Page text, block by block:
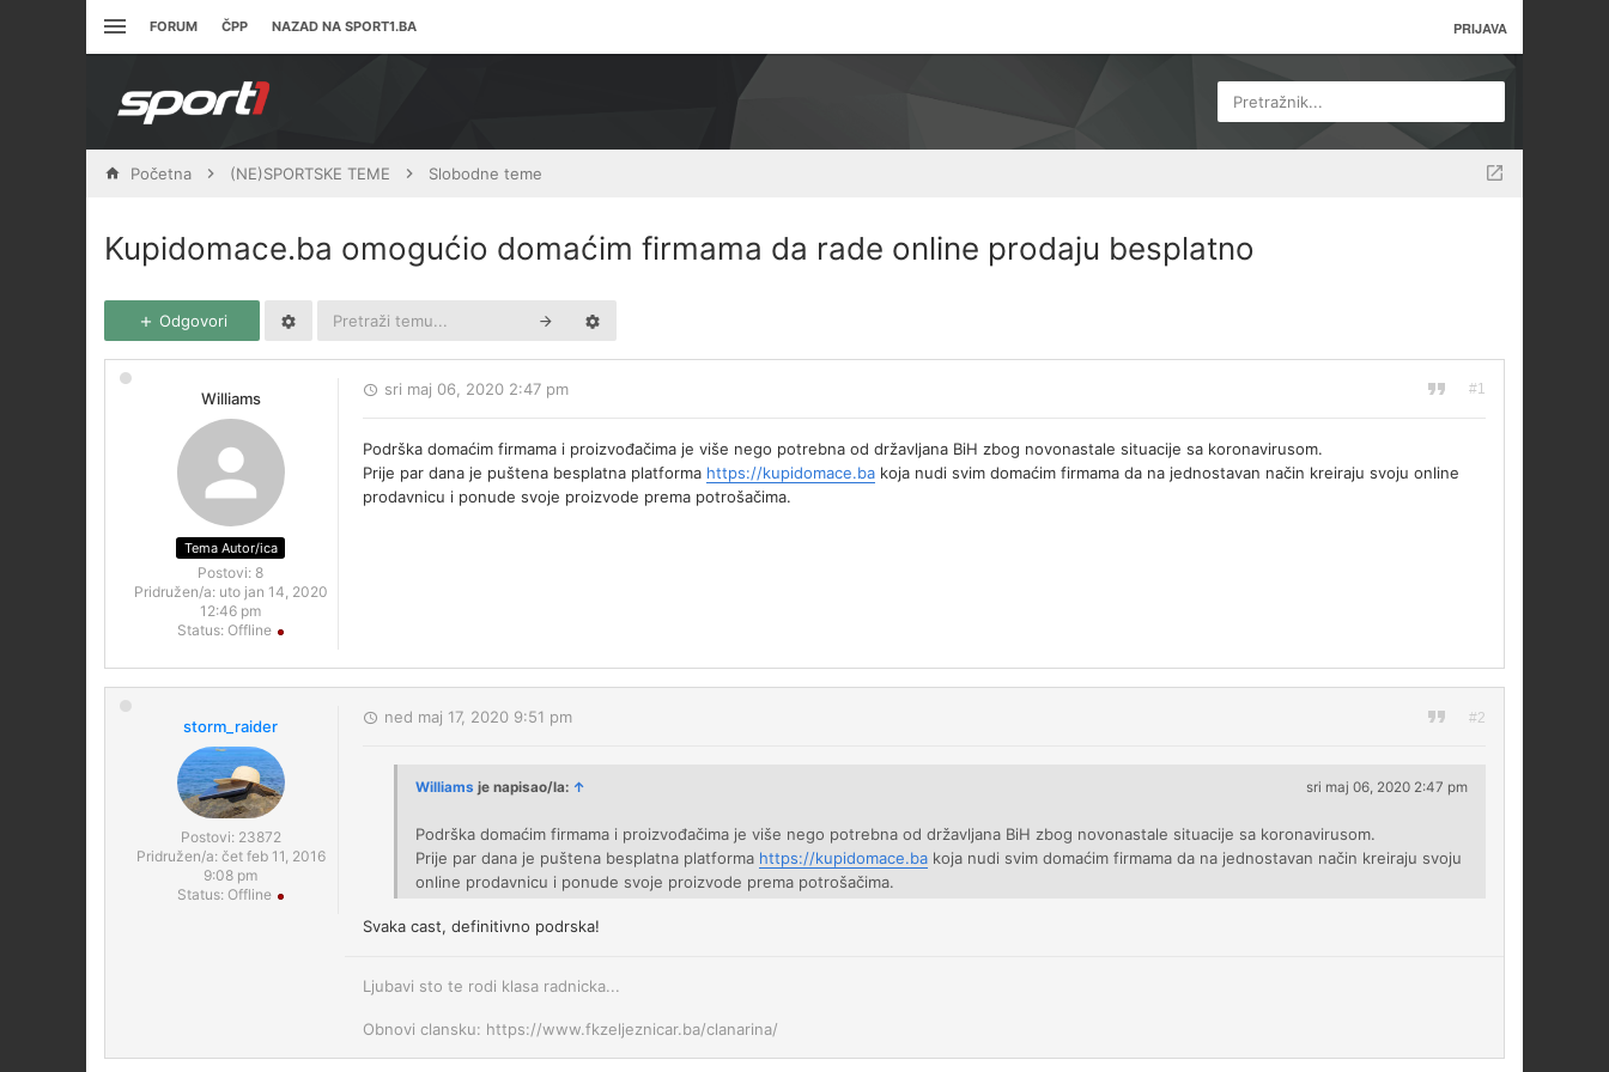
FORUM ČPP NAZAD NA SPORT1.BA PRIJAVA
Pretražnik...
Početna (NE)SPORTSKE TEME Slobodne teme
Kupidomace.ba omogućio domaćim firmama da rade online prodaju besplatno
Odgovori
Williams
Tema Autor/ica
Postovi: 8
Pridružen/a: uto jan 14, 2020
12:46 pm
Status: Offline
#1
sri maj 06, 2020 2:47 pm
Podrška domaćim firmama i proizvođačima je više nego potrebna od državljana BiH zbog novonastale situacije sa koronavirusom.
Prije par dana je puštena besplatna platforma https://kupidomace.ba koja nudi svim domaćim firmama da na jednostavan način kreiraju svoju online
prodavnicu i ponude svoje proizvode prema potrošačima.
storm_raider
Postovi: 23872
Pridružen/a: čet feb 11, 2016
9:08 pm
Status: Offline
#2
ned maj 17, 2020 9:51 pm
Williams je napisao/la: ↑ sri maj 06, 2020 2:47 pm
Podrška domaćim firmama i proizvođačima je više nego potrebna od državljana BiH zbog novonastale situacije sa koronavirusom.
Prije par dana je puštena besplatna platforma https://kupidomace.ba koja nudi svim domaćim firmama da na jednostavan način kreiraju svoju
online prodavnicu i ponude svoje proizvode prema potrošačima.
Svaka cast, definitivno podrska!
Ljubavi sto te rodi klasa radnicka...
Obnovi clansku: https://www.fkzeljeznicar.ba/clanarina/